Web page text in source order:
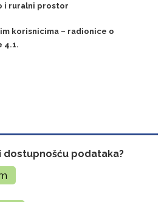
i ruralni prostor
korisnicima – radionice o
4.1.
dostupnošću podataka?